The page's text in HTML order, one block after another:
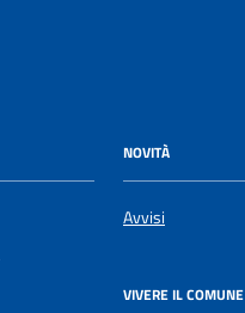
NOVITÀ
Avvisi
VIVERE IL COMUNE